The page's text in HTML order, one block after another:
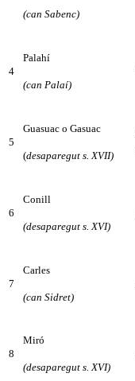
(can Sabenc)
4
Palahí
(can Palaí)
5
Guasuac o Gasuac
(desaparegut s. XVII)
6
Conill
(desaparegut s. XVI)
7
Carles
(can Sidret)
8
Miró
(desaparegut s. XVI)